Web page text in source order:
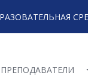
ПРЕПОДАВАТЕЛИ